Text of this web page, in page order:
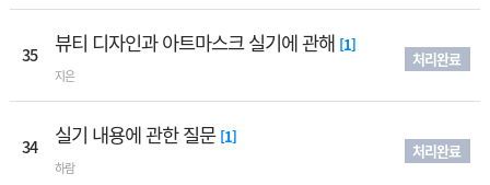
35 뷰티 디자인과 아트마스크 실기에 관해 [1]
지은
처리완료
34 실기 내용에 관한 질문 [1]
하람
처리완료